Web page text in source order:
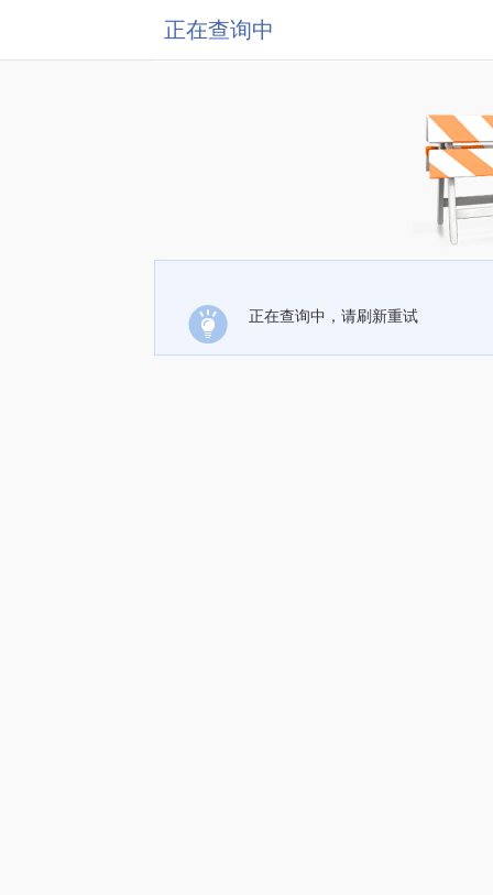
正在查询中
正在查询中，请刷新重试